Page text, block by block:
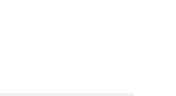
대 전단변형률을 살펴보았을 때 지오그